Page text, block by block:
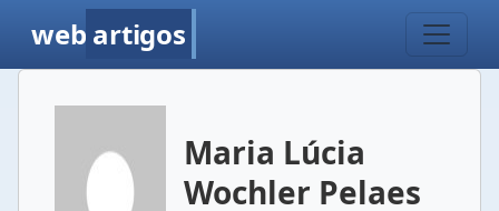
web artigos
Maria Lúcia
Wochler Pelaes